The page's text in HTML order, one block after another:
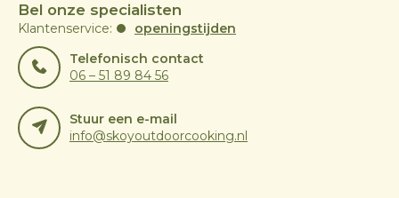
Bel onze specialisten
Klantenservice:
openingstijden
Telefonisch contact
06 – 51 89 84 56
Stuur een e-mail
info@skoyoutdoorcooking.nl